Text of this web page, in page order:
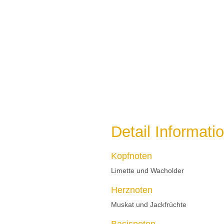
Detail
Kopfnoten
Limette und Wacholder
Herznoten
Muskat und Jackfrüchte